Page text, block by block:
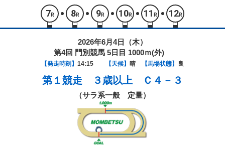
7 R 8R 9R 10R 11 R 12R
2026年6月4日（木）
第4回 門別競馬 5日目 1000ｍ(外)
【発走時刻】 14:15 【天候】 晴 【馬場状態】 良
第１競走 ３歳以上 Ｃ４－３
（サラ系一般 定量）